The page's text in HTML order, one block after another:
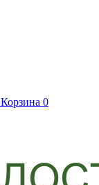
Корзина 0